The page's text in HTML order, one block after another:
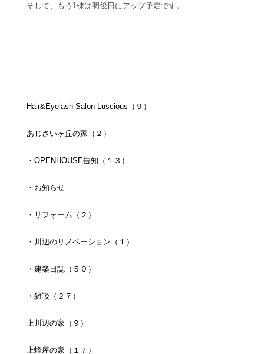
そして、もう1棟は明後日にアップ予定です。
Hair&Eyelash Salon Luscious（９）
あじさいヶ丘の家（２）
・OPENHOUSE告知（１３）
・お知らせ
・リフォーム（２）
・川辺のリノベーション（１）
・建築日誌（５０）
・雑談（２７）
上川辺の家（９）
上蜂屋の家（１７）